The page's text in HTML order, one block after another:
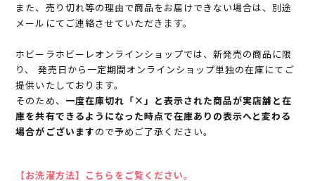
また、売り切れ等の理由で商品をお届けできない場合は、別途
メールにてご連絡させていただきます。
ホビーラホビーレオンラインショップでは、新発売の商品に限
り、 発売日から一定期間オンラインショップ単独の在庫にてご
提供いたしております。
そのため、 一度在庫切れ「×」と表示された商品が実店舗と在
庫を共有できるようになった時点で在庫ありの表示へと変わる
場合がございますので予めご了承ください。
【お洗濯方法】こちらをご覧ください。